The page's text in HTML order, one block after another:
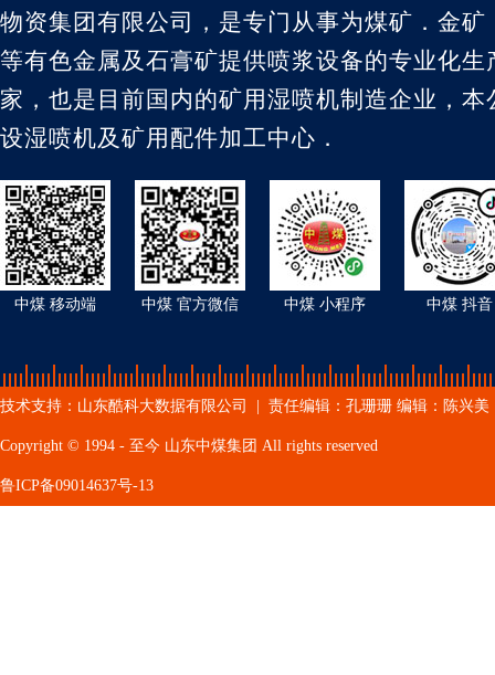
物资集团有限公司，是专门从事为煤矿．金矿
等有色金属及石膏矿提供喷浆设备的专业化生
家，也是目前国内的矿用湿喷机制造企业，本
设湿喷机及矿用配件加工中心．
中煤 移动端 中煤 官方微信 中煤 小程序 中煤 抖音
技术支持： 山东酷科大数据有限公司 | 责任编辑：孔珊珊 编辑：陈兴美
Copyright © 1994 - 至今 山东中煤集团 All rights reserved
鲁ICP备09014637号-13